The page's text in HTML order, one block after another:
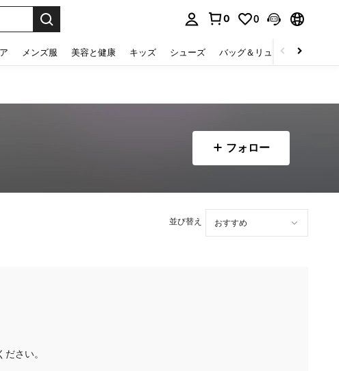
0 0
メンズ服 美容と健康 キッズ シューズ バッグ＆リュック
フォロー
並び替え
さい。